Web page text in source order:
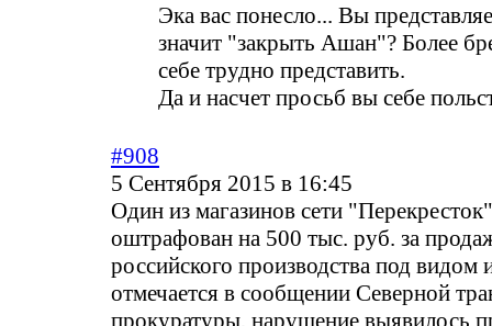
Эка вас понесло... Вы
значит "закрыть Ашан"? Более
себе трудно представить.
Да и насчет просьб вы себе
#908
5 Сентября 2015 в 16:45
Один из магазинов сети
оштрафован на 500 тыс. руб. за
российского производства под видом
отмечается в сообщении Северной
прокуратуры, нарушение выявилось